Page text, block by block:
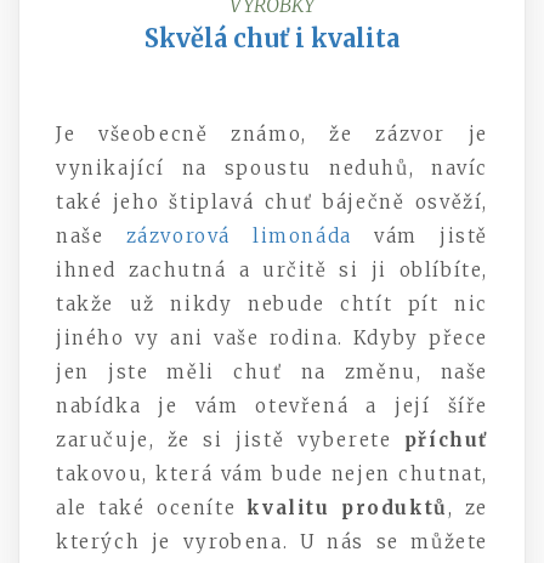
VÝROBKY
Skvělá chuť i kvalita
Je všeobecně známo, že zázvor je
vynikající na spoustu neduhů, navíc
také jeho štiplavá chuť báječně osvěží,
naše zázvorová limonáda
vám jistě
ihned zachutná a určitě si ji oblíbíte,
takže už nikdy nebude chtít pít nic
jiného vy ani vaše rodina. Kdyby přece
jen jste měli chuť na změnu, naše
nabídka je vám otevřená a její šíře
zaručuje, že si jistě vyberete příchuť
takovou, která vám bude nejen chutnat,
ale také oceníte kvalitu produktů, ze
kterých je vyrobena. U nás se můžete